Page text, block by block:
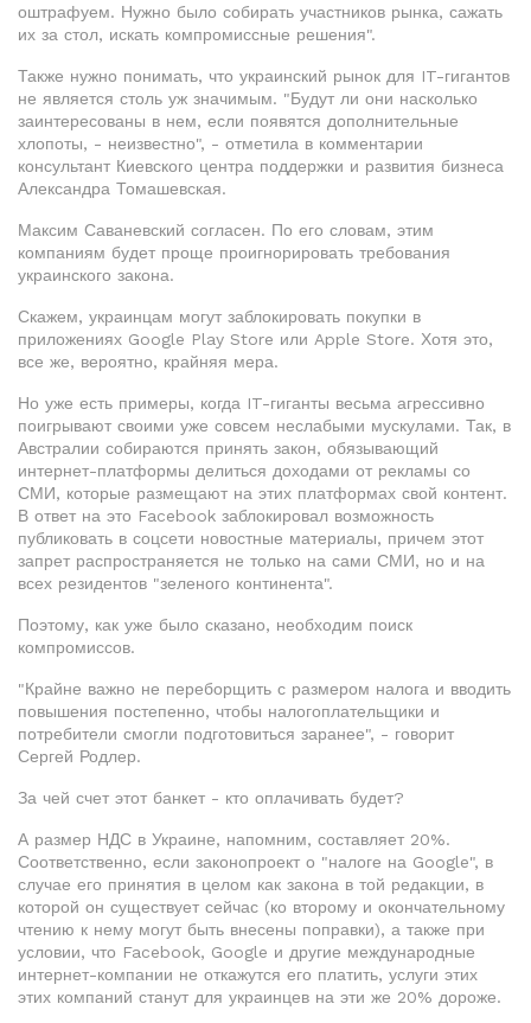
оштрафуем. Нужно было собирать участников рынка, сажать
их за стол, искать компромиссные решения".
Также нужно понимать, что украинский рынок для IT-гигантов
не является столь уж значимым. "Будут ли они насколько
заинтересованы в нем, если появятся дополнительные
хлопоты, - неизвестно", - отметила в комментарии
консультант Киевского центра поддержки и развития бизнеса
Александра Томашевская.
Максим Саваневский согласен. По его словам, этим
компаниям будет проще проигнорировать требования
украинского закона.
Скажем, украинцам могут заблокировать покупки в
приложениях Google Play Store или Apple Store. Хотя это,
все же, вероятно, крайняя мера.
Но уже есть примеры, когда IT-гиганты весьма агрессивно
поигрывают своими уже совсем неслабыми мускулами. Так, в
Австралии собираются принять закон, обязывающий
интернет-платформы делиться доходами от рекламы со
СМИ, которые размещают на этих платформах свой контент.
В ответ на это Facebook заблокировал возможность
публиковать в соцсети новостные материалы, причем этот
запрет распространяется не только на сами СМИ, но и на
всех резидентов "зеленого континента".
Поэтому, как уже было сказано, необходим поиск
компромиссов.
"Крайне важно не переборщить с размером налога и вводить
повышения постепенно, чтобы налогоплательщики и
потребители смогли подготовиться заранее", - говорит
Сергей Родлер.
За чей счет этот банкет - кто оплачивать будет?
А размер НДС в Украине, напомним, составляет 20%.
Соответственно, если законопроект о "налоге на Google", в
случае его принятия в целом как закона в той редакции, в
которой он существует сейчас (ко второму и окончательному
чтению к нему могут быть внесены поправки), а также при
условии, что Facebook, Google и другие международные
интернет-компании не откажутся его платить, услуги этих
этих компаний станут для украинцев на эти же 20% дороже.